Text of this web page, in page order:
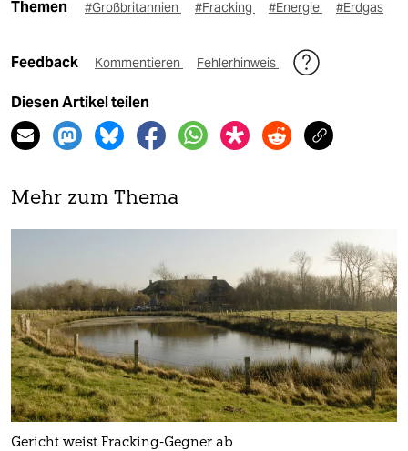
Themen #Großbritannien #Fracking #Energie #Erdgas
Feedback Kommentieren Fehlerhinweis
Diesen Artikel teilen
Mehr zum Thema
Gericht weist Fracking-Gegner ab